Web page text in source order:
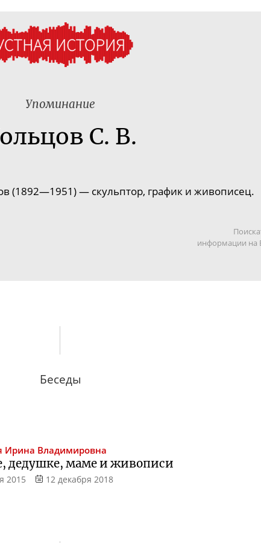
Упоминание
С. В.
(1892—1951) — скульптор, график и живописец.
информации на
Беседы
Ирина Владимировна
дедушке, маме и живописи
2015 12 декабря 2018